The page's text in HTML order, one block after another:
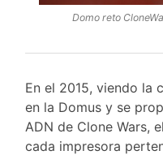
Domo reto
En el 2015, viendo la
en la Domus y se
ADN de Clone Wars,
cada impresora